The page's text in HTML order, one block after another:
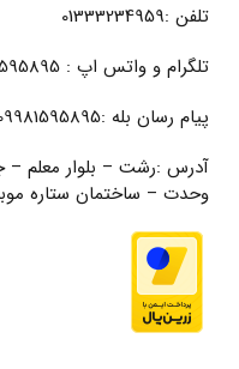
تلفن :01333234959
تلگرام و واتس اپ : 09981595895
پیام رسان بله :09981595895
آدرس :رشت – بلوار معلم
وحدت – ساختمان ستاره